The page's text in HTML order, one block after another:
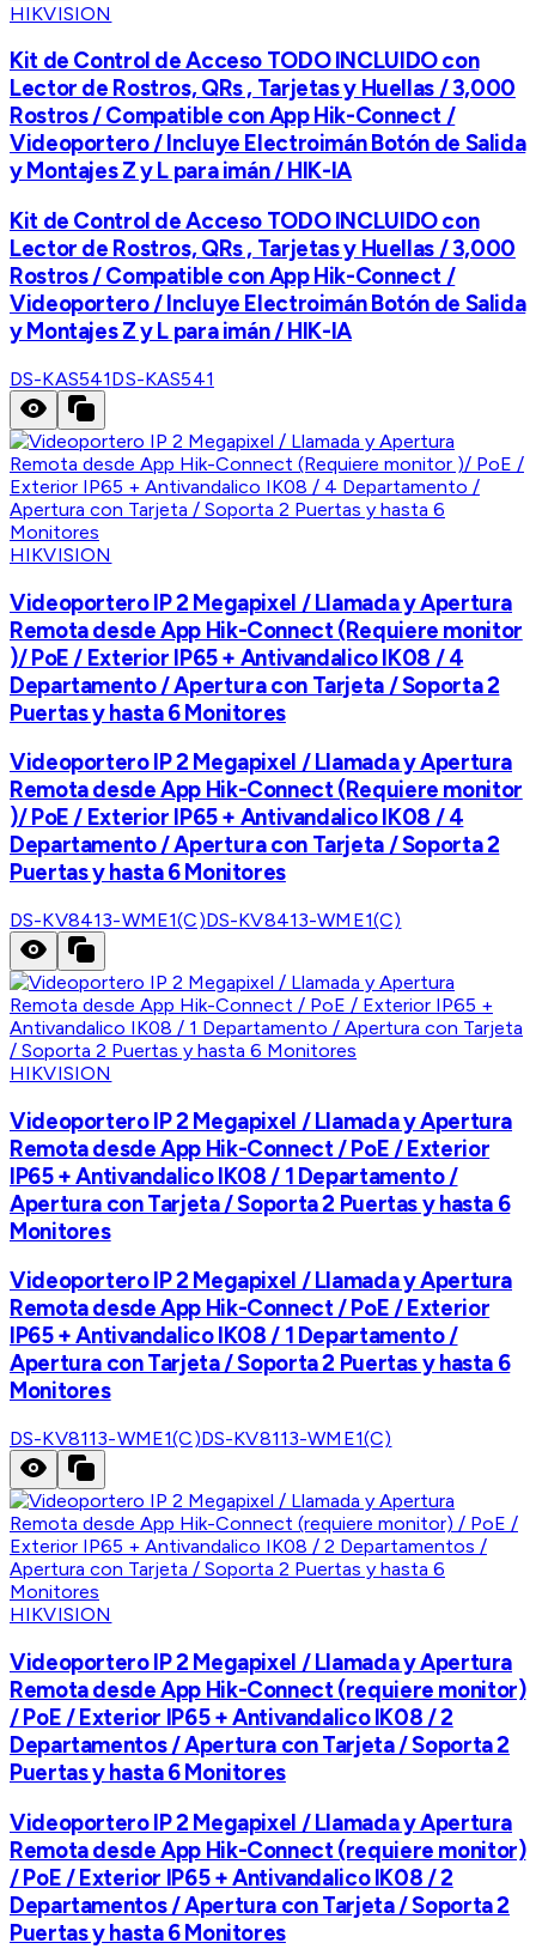
HIKVISION
Kit de Control de Acceso TODO INCLUIDO con
Lector de Rostros, QRs , Tarjetas y Huellas / 3,000
Rostros / Compatible con App Hik-Connect /
Videoportero / Incluye Electroimán Botón de Salida
y Montajes Z y L para imán / HIK-IA
Kit de Control de Acceso TODO INCLUIDO con
Lector de Rostros, QRs , Tarjetas y Huellas / 3,000
Rostros / Compatible con App Hik-Connect /
Videoportero / Incluye Electroimán Botón de Salida
y Montajes Z y L para imán / HIK-IA
DS-KAS541DS-KAS541
HIKVISION
Videoportero IP 2 Megapixel / Llamada y Apertura
Remota desde App Hik-Connect (Requiere monitor
)/ PoE / Exterior IP65 + Antivandalico IK08 / 4
Departamento / Apertura con Tarjeta / Soporta 2
Puertas y hasta 6 Monitores
Videoportero IP 2 Megapixel / Llamada y Apertura
Remota desde App Hik-Connect (Requiere monitor
)/ PoE / Exterior IP65 + Antivandalico IK08 / 4
Departamento / Apertura con Tarjeta / Soporta 2
Puertas y hasta 6 Monitores
DS-KV8413-WME1(C)DS-KV8413-WME1(C)
HIKVISION
Videoportero IP 2 Megapixel / Llamada y Apertura
Remota desde App Hik-Connect / PoE / Exterior
IP65 + Antivandalico IK08 / 1 Departamento /
Apertura con Tarjeta / Soporta 2 Puertas y hasta 6
Monitores
Videoportero IP 2 Megapixel / Llamada y Apertura
Remota desde App Hik-Connect / PoE / Exterior
IP65 + Antivandalico IK08 / 1 Departamento /
Apertura con Tarjeta / Soporta 2 Puertas y hasta 6
Monitores
DS-KV8113-WME1(C)DS-KV8113-WME1(C)
HIKVISION
Videoportero IP 2 Megapixel / Llamada y Apertura
Remota desde App Hik-Connect (requiere monitor)
/ PoE / Exterior IP65 + Antivandalico IK08 / 2
Departamentos / Apertura con Tarjeta / Soporta 2
Puertas y hasta 6 Monitores
Videoportero IP 2 Megapixel / Llamada y Apertura
Remota desde App Hik-Connect (requiere monitor)
/ PoE / Exterior IP65 + Antivandalico IK08 / 2
Departamentos / Apertura con Tarjeta / Soporta 2
Puertas y hasta 6 Monitores